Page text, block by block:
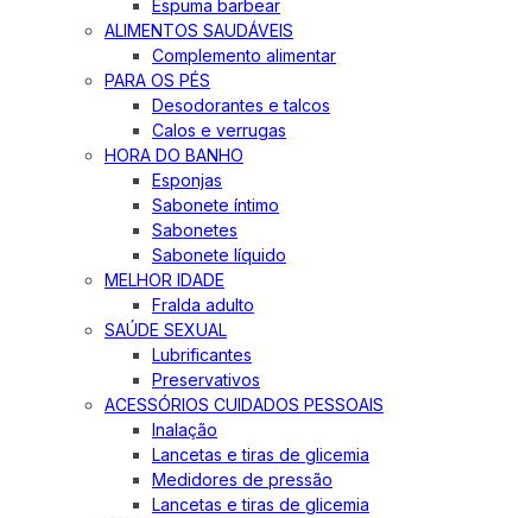
Espuma barbear
ALIMENTOS SAUDÁVEIS
Complemento alimentar
PARA OS PÉS
Desodorantes e talcos
Calos e verrugas
HORA DO BANHO
Esponjas
Sabonete íntimo
Sabonetes
Sabonete líquido
MELHOR IDADE
Fralda adulto
SAÚDE SEXUAL
Lubrificantes
Preservativos
ACESSÓRIOS CUIDADOS PESSOAIS
Inalação
Lancetas e tiras de glicemia
Medidores de pressão
Lancetas e tiras de glicemia